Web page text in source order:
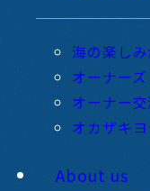
海の楽しみ
オーナー
オーナー
オカザキ
About us